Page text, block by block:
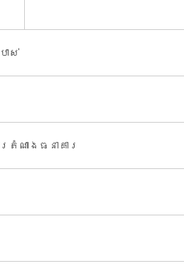
ាស់
តំណាងធនាគារ